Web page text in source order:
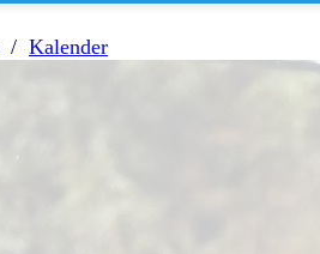
/ Kalender